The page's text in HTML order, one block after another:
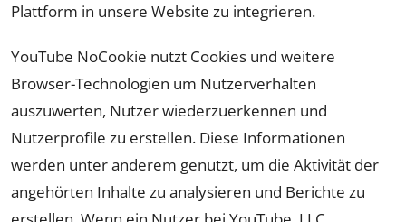
Plattform in unsere Website zu integrieren.
YouTube NoCookie nutzt Cookies und weitere
Browser-Technologien um Nutzerverhalten
auszuwerten, Nutzer wiederzuerkennen und
Nutzerprofile zu erstellen. Diese Informationen
werden unter anderem genutzt, um die Aktivität der
angehörten Inhalte zu analysieren und Berichte zu